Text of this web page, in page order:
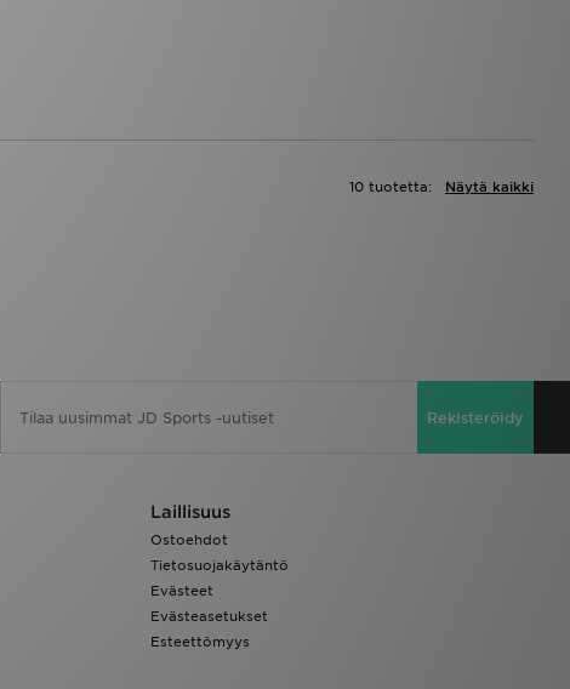
Näytä kaikki
10 tuotetta:
Rekisteröidy
Laillisuus
Ostoehdot
Tietosuojakäytäntö
Evästeet
Evästeasetukset
Esteettömyys